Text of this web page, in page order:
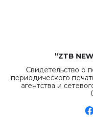
“ZTB
Свидетельство о
периодического
агентства и